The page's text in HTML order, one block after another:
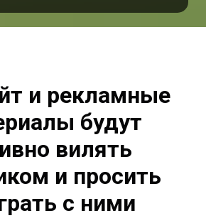
и рекламные
будут
вилять
и просить
с ними